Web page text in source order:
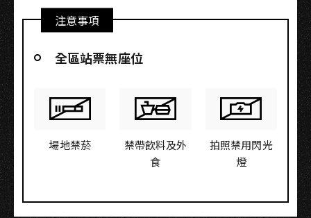
注意事項
全區站票無座位
場地禁菸
禁帶飲料及外
食
拍照禁用閃光
燈